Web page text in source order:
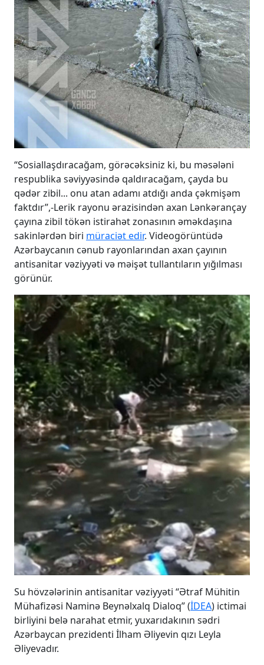
“Sosiallaşdıracağam, görəcəksiniz ki, bu məsələni
respublika səviyyəsində qaldıracağam, çayda bu
qədər zibil... onu atan adamı atdığı anda çəkmişəm
faktdır”,-Lerik rayonu ərazisindən axan Lənkərançay
çayına zibil tökən istirahət zonasının əməkdaşına
sakinlərdən biri müraciət edir. Videogörüntüdə
Azərbaycanın cənub rayonlarından axan çayının
antisanitar vəziyyəti və məişət tullantıların yığılması
görünür.
Su hövzələrinin antisanitar vəziyyəti “Ətraf Mühitin
Mühafizəsi Naminə Beynəlxalq Dialoq” (İDEA) ictimai
birliyini belə narahat etmir, yuxarıdakının sədri
Azərbaycan prezidenti İlham Əliyevin qızı Leyla
Əliyevadır.